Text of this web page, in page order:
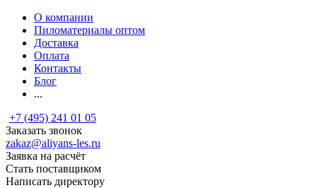
О компании
Пиломатериалы оптом
Доставка
Оплата
Контакты
Блог
...
+7 (495) 241 01 05
Заказать звонок
zakaz@aliyans-les.ru
Заявка на расчёт
Стать поставщиком
Написать директору